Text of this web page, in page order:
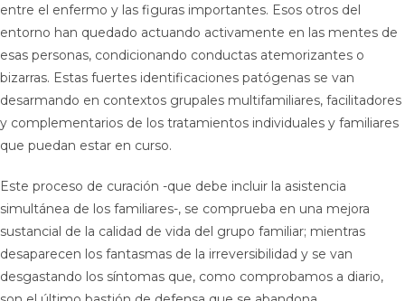
entre el enfermo y las figuras importantes. Esos otros del
entorno han quedado actuando activamente en las mentes de
esas personas, condicionando conductas atemorizantes o
bizarras. Estas fuertes identificaciones patógenas se van
desarmando en contextos grupales multifamiliares, facilitadores
y complementarios de los tratamientos individuales y familiares
que puedan estar en curso.
Este proceso de curación -que debe incluir la asistencia
simultánea de los familiares-, se comprueba en una mejora
sustancial de la calidad de vida del grupo familiar; mientras
desaparecen los fantasmas de la irreversibilidad y se van
desgastando los síntomas que, como comprobamos a diario,